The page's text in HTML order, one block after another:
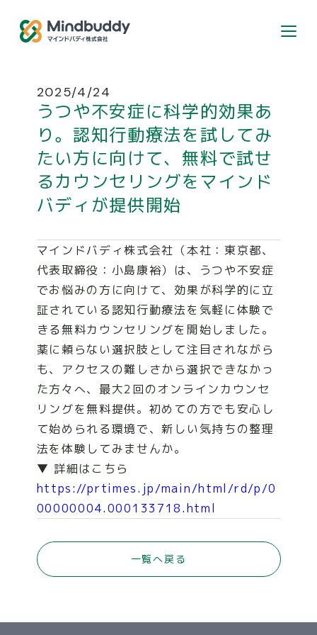
カウンセラー登録希望の方
ABOUT
SERVICE
RECRUIT
COMPANY
NEWS
CONTACT
2025/4/24
うつや不安症に科学的効果あ
り。認知行動療法を試してみ
たい方に向けて、無料で試せ
るカウンセリングをマインド
バディが提供開始
マインドバディ株式会社（本社：東京都、
代表取締役：小島康裕）は、うつや不安症
でお悩みの方に向けて、効果が科学的に立
証されている認知行動療法を気軽に体験で
きる無料カウンセリングを開始しました。
薬に頼らない選択肢として注目されながら
も、アクセスの難しさから選択できなかっ
た方々へ、最大2回のオンラインカウンセ
リングを無料提供。初めての方でも安心し
て始められる環境で、新しい気持ちの整理
法を体験してみませんか。
▼ 詳細はこちら
https://prtimes.jp/main/html/rd/p/0
00000004.000133718.html
一覧へ戻る